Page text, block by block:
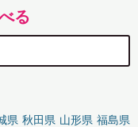
る
県 秋田県 山形県 福島県